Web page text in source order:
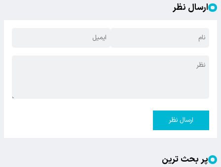
ارسال نظر
ارسال نظر
پر بحث ترین